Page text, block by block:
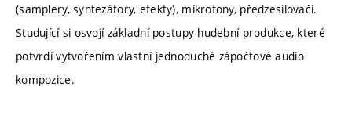
(samplery, syntezátory, efekty), mikrofony, předzesilovači.
Studující si osvojí základní postupy hudební produkce, které
potvrdí vytvořením vlastní jednoduché zápočtové audio
kompozice.